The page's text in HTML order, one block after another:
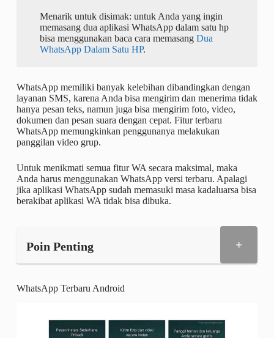
Menarik untuk disimak: untuk Anda yang ingin
memasang dua aplikasi WhatsApp dalam satu hp
bisa menggunakan baca cara memasang Dua
WhatsApp Dalam Satu HP.
WhatsApp memiliki banyak kelebihan dibandingkan dengan
layanan SMS, karena Anda bisa mengirim dan menerima tidak
hanya pesan teks, namun juga bisa mengirim foto, video,
dokumen dan pesan suara dengan cepat. Fitur terbaru
WhatsApp memungkinkan penggunanya melakukan
panggilan video grup.
Untuk menikmati semua fitur WA secara maksimal, maka
Anda harus menggunakan WhatsApp versi terbaru. Apalagi
jika aplikasi WhatsApp sudah memasuki masa kadaluarsa bisa
berakibat aplikasi WA tidak bisa dibuka.
Poin Penting +
WhatsApp Terbaru Android